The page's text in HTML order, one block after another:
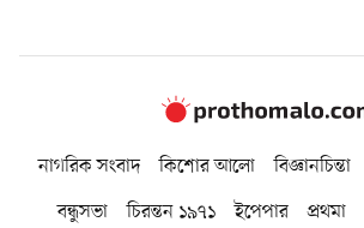
নাগরিক সংবাদ কিশোর আলো বিজ্ঞানচিন্তা
বন্ধুসভা
চিরন্তন ১৯৭১ ইপেপার প্রথমা